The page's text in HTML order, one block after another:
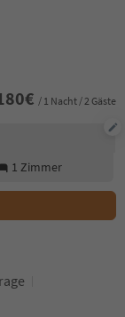
€ / 1 Nacht / 2 Gäste
1 Zimmer